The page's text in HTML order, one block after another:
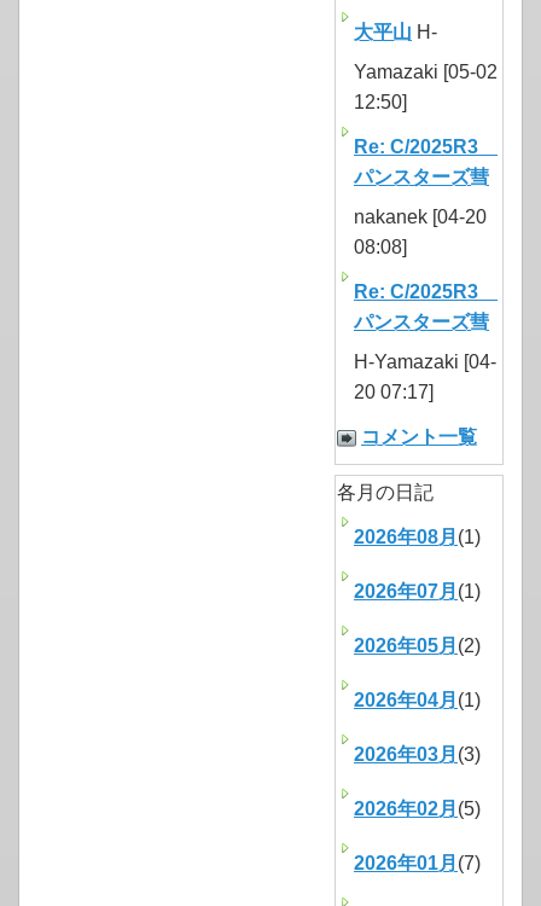
大平山 H-
Yamazaki [05-02
12:50]
Re: C/2025R3
パンスターズ彗
nakanek [04-20
08:08]
Re: C/2025R3
パンスターズ彗
H-Yamazaki [04-
20 07:17]
コメント一覧
各月の日記
2026年08月 (1)
2026年07月 (1)
2026年05月 (2)
2026年04月 (1)
2026年03月 (3)
2026年02月 (5)
2026年01月 (7)